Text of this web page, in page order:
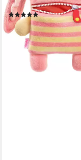
Pomm
(1)
ab 18,09 € UVP20,99 €
-14%
lieferbar in 2 Wochen